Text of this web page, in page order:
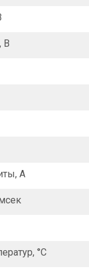
В
А
°C